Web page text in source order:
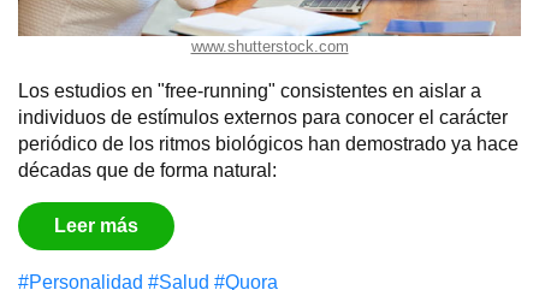
www.shutterstock.com
Los estudios en "free-running" consistentes en aislar a
individuos de estímulos externos para conocer el carácter
periódico de los ritmos biológicos han demostrado ya hace
décadas que de forma natural:
Leer más
#Personalidad #Salud #Quora